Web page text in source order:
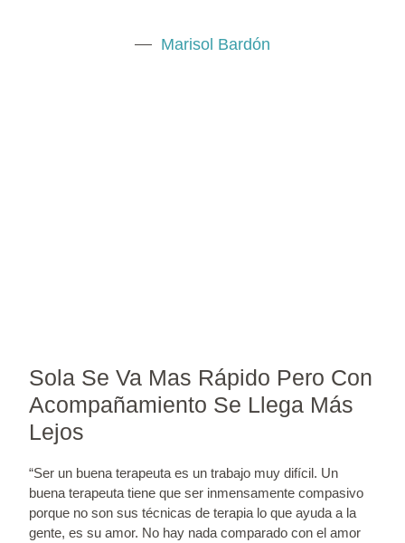
Marisol Bardón
Sola Se Va Mas Rápido Pero Con
Acompañamiento Se Llega Más
Lejos
“Ser un buena terapeuta es un trabajo muy difícil. Un
buena terapeuta tiene que ser inmensamente compasivo
porque no son sus técnicas de terapia lo que ayuda a la
gente, es su amor. No hay nada comparado con el amor